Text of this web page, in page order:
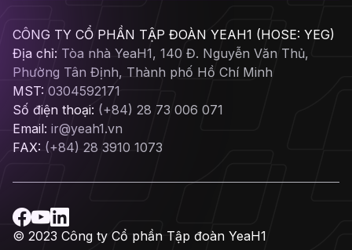
CÔNG TY CỔ PHẦN TẬP ĐOÀN YEAH1 (HOSE: YEG)
Địa chỉ: Tòa nhà YeaH1, 140 Đ. Nguyễn Văn Thủ,
Phường Tân Định, Thành phố Hồ Chí Minh
MST: 0304592171
Số điện thoại: (+84) 28 73 006 071
Email: ir@yeah1.vn
FAX: (+84) 28 3910 1073
© 2023 Công ty Cổ phần Tập đoàn YeaH1